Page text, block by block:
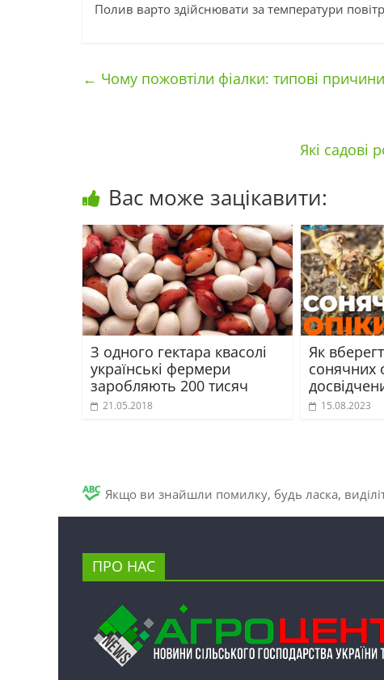
Полив варто здійснювати за температури
← Чому пожовтіли фіалки: типові причини
Які садові
Вас може зацікавити:
З одного гектара квасолі
українські фермери
заробляють 200 тисяч
21.05.2018
Як
сонячних
15.08.2023
Якщо ви знайшли помилку, будь ласка,
ПРО НАС